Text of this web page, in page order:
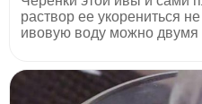
раствор ее укорениться
ивовую воду можно двумя